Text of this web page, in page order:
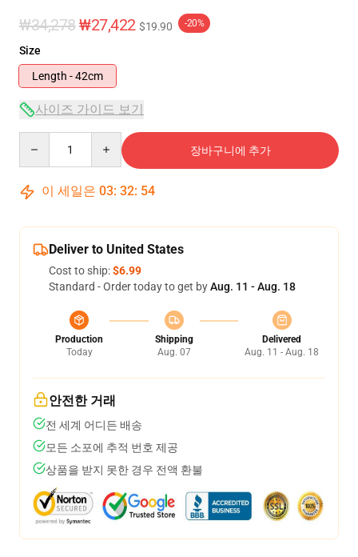
₩34,278₩27,422 $19.90 -20%
Size
Length - 42cm
사이즈 가이드 보기
장바구니에 추가
이 세일은 03: 32: 54
Deliver to United States
Cost to ship:$6.99
Standard - Order today to get byAug. 11 - Aug. 18
Production
Today
Shipping
Aug. 07
Delivered
Aug. 11 - Aug. 18
안전한 거래
전 세계 어디든 배송
모든 소포에 추적 번호 제공
상품을 받지 못한 경우 전액 환불